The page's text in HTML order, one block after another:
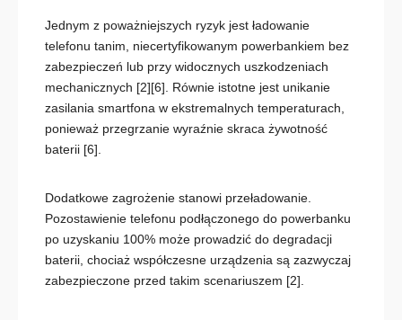
Jednym z poważniejszych ryzyk jest ładowanie
telefonu tanim, niecertyfikowanym powerbankiem bez
zabezpieczeń lub przy widocznych uszkodzeniach
mechanicznych [2][6] . Równie istotne jest unikanie
zasilania smartfona w ekstremalnych temperaturach,
ponieważ przegrzanie wyraźnie skraca żywotność
baterii [6]
Dodatkowe zagrożenie stanowi przeładowanie.
Pozostawienie telefonu podłączonego do powerbanku
po uzyskaniu 100% może prowadzić do degradacji
baterii, chociaż współczesne urządzenia są zazwyczaj
zabezpieczone przed takim scenariuszem [2]